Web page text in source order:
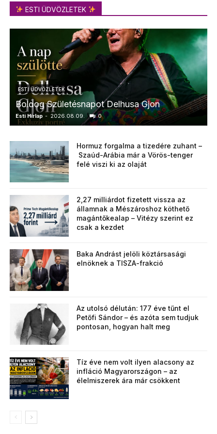
ESTI ÜDVÖZLETEK
ESTI ÜDVÖZLETEK
Boldog Születésnapot Delhusa Gjon
Esti Hírlap - 2026.08.09. 0
Hormuz forgalma a tizedére zuhant –
Szaúd-Arábia már a Vörös-tenger
felé viszi ki az olaját
2,27 milliárdot fizetett vissza az
államnak a Mészároshoz köthető
magántőkealap – Vitézy szerint ez
csak a kezdet
Baka Andrást jelöli köztársasági
elnöknek a TISZA-frakció
Az utolsó délután: 177 éve tűnt el
Petőfi Sándor – és azóta sem tudjuk
pontosan, hogyan halt meg
Tíz éve nem volt ilyen alacsony az
infláció Magyarországon – az
élelmiszerek ára már csökkent